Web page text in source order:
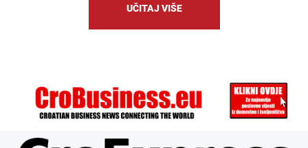
UČITAJ VIŠE